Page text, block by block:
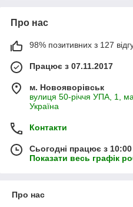
Про нас
98% позитивних з 127
Працює з 07.11.2017
м. Новояворівськ
вулиця 50-річчя УПА, 1,
Україна
Контакти
Сьогодні працює з
Показати весь графік
Про нас